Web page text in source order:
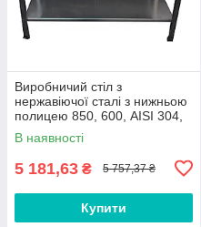
Виробничий стіл з
нержавіючої сталі з нижньою
полицею 850, 600, AISI 304,
500
В наявності
5 181,63 ₴ 5 757,37 ₴
Купити